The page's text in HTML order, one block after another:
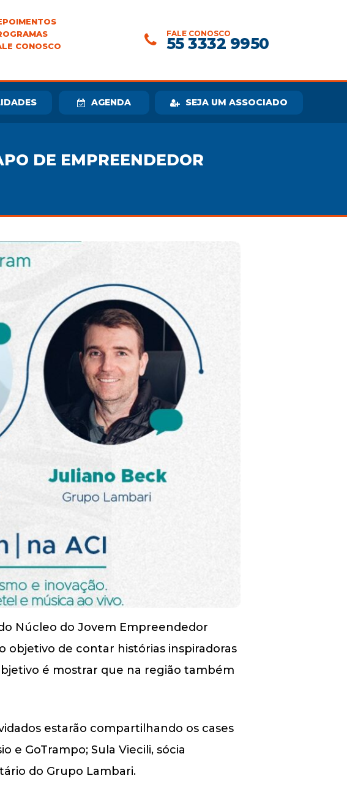
CONOSCO
FALE CONOSCO
55 3332 9950
AGENDA SEJA UM ASSOCIADO
DE EMPREENDEDOR
Núcleo do Jovem Empreendedor
objetivo de contar histórias inspiradoras
é mostrar que na região também
estarão compartilhando os cases
e GoTrampo; Sula Viecili, sócia
do Grupo Lambari.